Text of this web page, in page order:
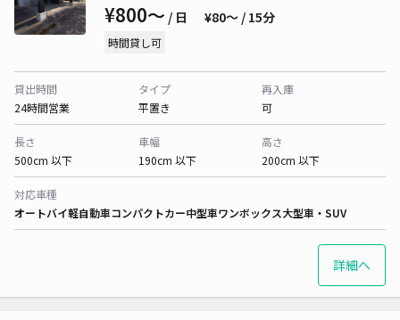
¥800〜 / 日 ¥80〜 / 15分
時間貸し可
貸出時間
24時間営業
タイプ
平置き
再入庫
可
長さ
500cm 以下
車幅
190cm 以下
高さ
200cm 以下
対応車種
オートバイ軽自動車コンパクトカー中型車ワンボックス大型車・SUV
詳細へ